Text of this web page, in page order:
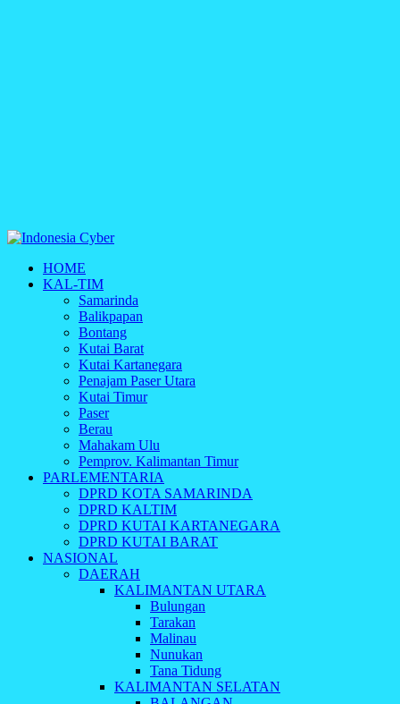
Indonesia Cyber
Media Cetak, Online & Streaming
HOME
KAL-TIM
Samarinda
Balikpapan
Bontang
Kutai Barat
Kutai Kartanegara
Penajam Paser Utara
Kutai Timur
Paser
Berau
Mahakam Ulu
Pemprov. Kalimantan Timur
PARLEMENTARIA
DPRD KOTA SAMARINDA
DPRD KALTIM
DPRD KUTAI KARTANEGARA
DPRD KUTAI BARAT
NASIONAL
DAERAH
KALIMANTAN UTARA
Bulungan
Tarakan
Malinau
Nunukan
Tana Tidung
KALIMANTAN SELATAN